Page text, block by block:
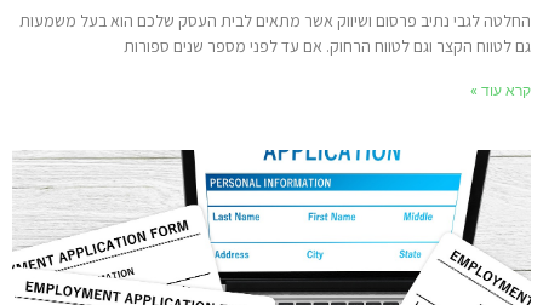
לגבי נתיב פרסום ושיווק אשר מתאים לבית העסק שלכם הוא בעל משמעות
לטווח הקצר וגם לטווח הרחוק. אם עד לפני מספר שנים ספורות
עוד »